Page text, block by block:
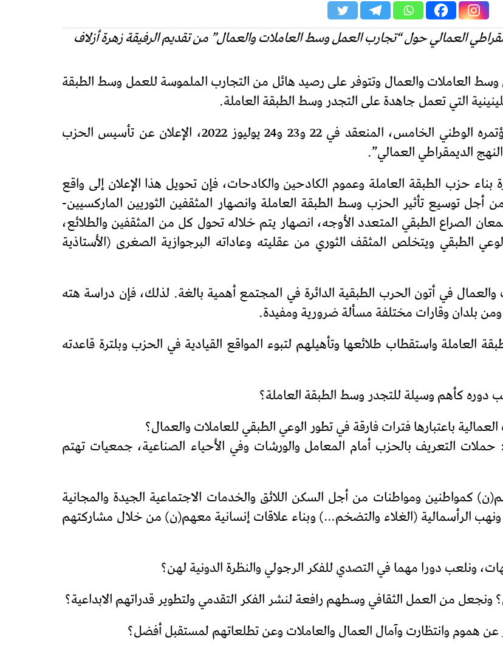
العمالي حول “تجارب العمل وسط العاملات والعمال” من تقديم الرفيقة زهرة أزلاف
وسط العاملات والعمال وتتوفر على رصيد هائل من التجارب الملموسة للعمل وسط الطبقة
التي تعمل جاهدة على التجدر وسط الطبقة العاملة.
كما أن حزب النهج الديمقراطي العمالي قرر، في مؤتمره الوطني الخامس، المنعقد في 22 و23 و24 يوليوز 2022، الإعلان عن تأسيس الحزب
الديمقراطي العمالي”.
حزب الطبقة العاملة وعموم الكادحين والكادحات، فإن تحويل هذا الإعلان إلى واقع
تأثير الحزب وسط الطبقة العاملة وانصهار المثقفين الثوريين الماركسيين-
الصراع الطبقي المتعدد الأوجه، انصهار يتم خلاله تحول كل من المثقفين والطلائع،
الطبقي ويتخلص المثقف الثوري من عقليته وعاداته البرجوازية الصغرى (الأستاذية
في أتون الحرب الطبقية الدائرة في المجتمع أهمية بالغة. لذلك، فإن دراسة هته
بلدان وقارات مختلفة مسألة ضرورية ومفيدة.
العاملة واستقطاب طلائعها وتأهيلهم لتبوء المواقع القيادية في الحزب وبلترة قاعدته
دوره كأهم وسيلة للتجدر وسط الطبقة العاملة؟
باعتبارها فترات فارقة في تطور الوعي الطبقي للعاملات والعمال؟
التعريف بالحزب أمام المعامل والورشات وفي الأحياء الصناعية، جمعيات تهتم
كمواطنين ومواطنات من أجل السكن اللائق والخدمات الاجتماعية الجيدة والمجانية
الرأسمالية (الغلاء والتضخم…) وبناء علاقات إنسانية معهم(ن) من خلال مشاركتهم
ونلعب دورا مهما في التصدي للفكر الرجولي والنظرة الدونية لهن؟
من العمل الثقافي وسطهم رافعة لنشر الفكر التقدمي ولتطوير قدراتهم الابداعية؟
عن هموم وانتظارت وآمال العمال والعاملات وعن تطلعاتهم لمستقبل أفضل؟